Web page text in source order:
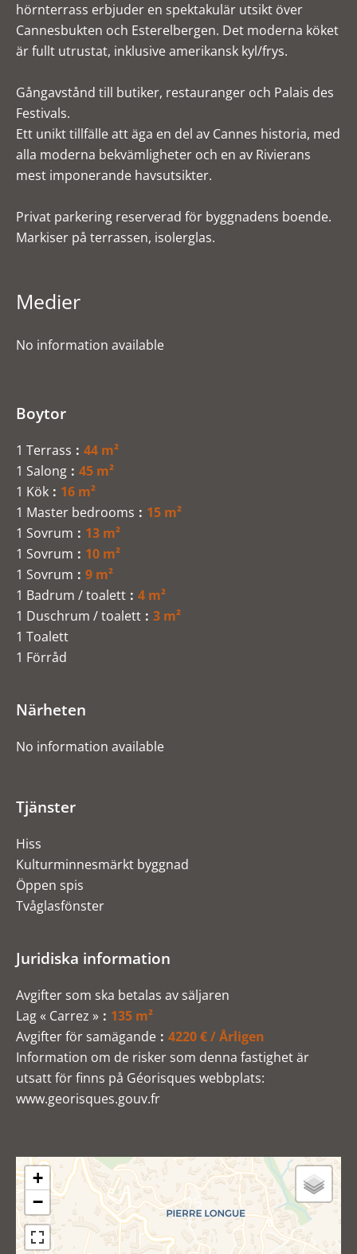
hörnterrass erbjuder en spektakulär utsikt över
Cannesbukten och Esterelbergen. Det moderna köket
är fullt utrustat, inklusive amerikansk kyl/frys.
Gångavstånd till butiker, restauranger och Palais des
Festivals.
Ett unikt tillfälle att äga en del av Cannes historia, med
alla moderna bekvämligheter och en av Rivierans
mest imponerande havsutsikter.
Privat parkering reserverad för byggnadens boende.
Markiser på terrassen, isolerglas.
Medier
No information available
Boytor
1 Terrass
44 m²
1 Salong
45 m²
1 Kök
16 m²
1 Master bedrooms
15 m²
1 Sovrum
13 m²
1 Sovrum
10 m²
1 Sovrum
9 m²
1 Badrum / toalett
4 m²
1 Duschrum / toalett
3 m²
1 Toalett
1 Förråd
Närheten
No information available
Tjänster
Hiss
Kulturminnesmärkt byggnad
Öppen spis
Tvåglasfönster
Juridiska information
Avgifter som ska betalas av säljaren
Lag « Carrez »
135 m²
Avgifter för samägande
4220 € / Årligen
Information om de risker som denna fastighet är
utsatt för finns på Géorisques webbplats:
www.georisques.gouv.fr
+
−